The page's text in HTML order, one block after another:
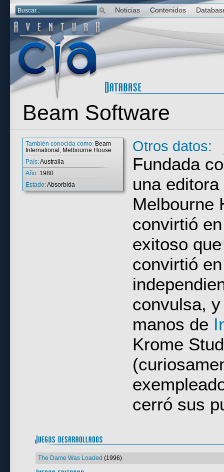
Noticias Contenidos
Beam Software
También conocida como: Beam
International, Melbourne House
País:Australia
Año: 1980
Estado:Absorbida
Otros datos:
Fundada
una
Melbourne
convirtió
exitoso
convirtió
convulsa,
manos de
Krome
cerró sus
The Dame Was Loaded (1996)